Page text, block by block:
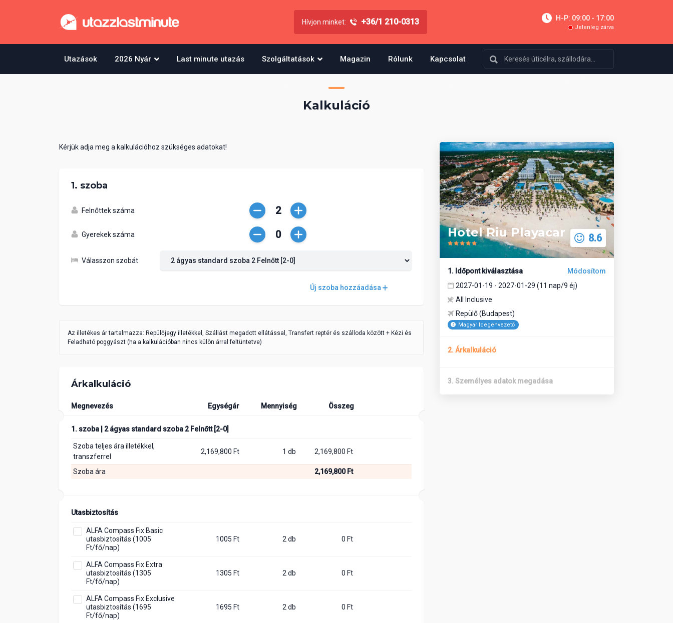
Hívjon minket: +36/1 210-0313 H-P: 09:00 - 17:00
Jelenleg zárva
Utazások 2026 Nyár Last minute utazás Szolgáltatások Magazin Rólunk Kapcsolat
Kalkuláció
Kérjük adja meg a kalkulációhoz szükséges adatokat!
1. szoba
Felnőttek száma
Csökkentés Növelés
Gyerekek száma
Csökkentés Növelés
Válasszon szobát
Új szoba hozzáadása
Az illetékes ár tartalmazza: Repülőjegy illetékkel, Szállást megadott ellátással, Transfert reptér és szálloda között + Kézi és
Feladható poggyászt (ha a kalkulációban nincs külön árral feltüntetve)
Árkalkuláció
Megnevezés Egységár Mennyiség Összeg
1. szoba | 2 ágyas standard szoba 2 Felnőtt [2-0]
Szoba teljes ára illetékkel,
transzferrel
2,169,800 Ft 1 db 2,169,800 Ft
Szoba ára 2,169,800 Ft
Utasbiztosítás
ALFA Compass Fix Basic
utasbiztosítás (1005
Ft/fő/nap)
1005 Ft 2 db 0 Ft
ALFA Compass Fix Extra
utasbiztosítás (1305
Ft/fő/nap)
1305 Ft 2 db 0 Ft
ALFA Compass Fix Exclusive
utasbiztosítás (1695
Ft/fő/nap)
1695 Ft 2 db 0 Ft
Hotel Riu Playacar 8.6
1. Időpont kiválasztása
Módosítom
2027-01-19 - 2027-01-29 (11 nap/9 éj)
All Inclusive
Repülő (Budapest)
Magyar Idegenvezető
2. Árkalkuláció
3. Személyes adatok megadása